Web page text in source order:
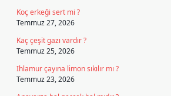
Koç erkeği sert mi ?
Temmuz 27, 2026
Kaç çeşit gazı vardır ?
Temmuz 25, 2026
Ihlamur çayına limon sıkılır mı ?
Temmuz 23, 2026